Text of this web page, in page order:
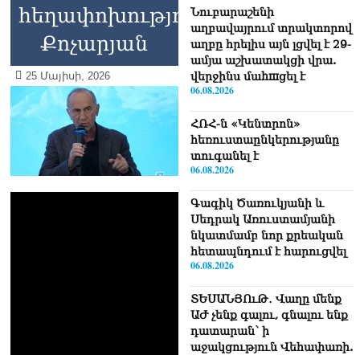
հեղափոխություն».
Քոչարյան
25 Մայիսի, 2026
Նուբարաշենի
աղբավայրում տրակտորով
աղբը հրելիս այն լցվել է 29-
ամյա աշխատակցի վրա.
վերջինս մաhшցել է
06.08.2026
ՀՌՀ-ն «Կենտրոն»
հեռուստաընկերությանը
տուգանել է
06.08.2026
Գագիկ Ծառուկյանի և
Սեդրակ Առուստամյանի
նկատմամբ նոր քրեական
հետապնդում է հարուցվել
06.08.2026
ՏԵՍԱՆՅՈւԹ․ Վաղը մենք
ԱԺ չենք գալու, գնալու ենք
դատարան՝ ի
աջակցություն Վեհափառի.